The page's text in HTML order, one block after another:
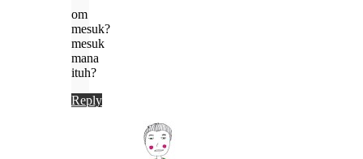
om
mesuk?
mesuk
mana
ituh?
Reply